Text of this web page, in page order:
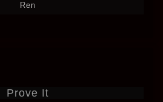
Ren
Prove It